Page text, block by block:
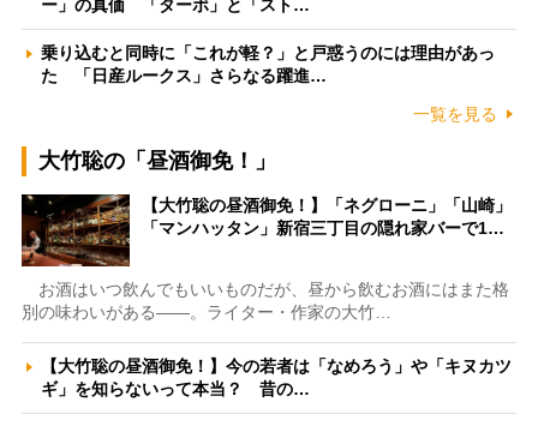
ー」の真価 「ターボ」と「スト…
乗り込むと同時に「これが軽？」と戸惑うのには理由があっ
た 「日産ルークス」さらなる躍進…
一覧を見る
大竹聡の「昼酒御免！」
【大竹聡の昼酒御免！】「ネグローニ」「山崎」
「マンハッタン」新宿三丁目の隠れ家バーで1…
お酒はいつ飲んでもいいものだが、昼から飲むお酒にはまた格
別の味わいがある――。ライター・作家の大竹…
【大竹聡の昼酒御免！】今の若者は「なめろう」や「キヌカツ
ギ」を知らないって本当？ 昔の…